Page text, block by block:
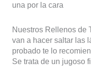
una por la cara
Nuestros Rellenos de
van a hacer saltar las
probado te lo
Se trata de un jugoso